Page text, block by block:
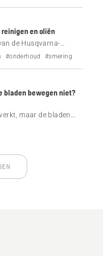
en oliën
de Husqvarna-
kunt reinigen en oliën.
#onderhoud #smering
bladen bewegen niet?
maar de bladen
bladen,